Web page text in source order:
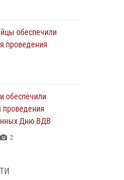
обеспечили
проведения
обеспечили
проведения
Дню ВДВ
2
на